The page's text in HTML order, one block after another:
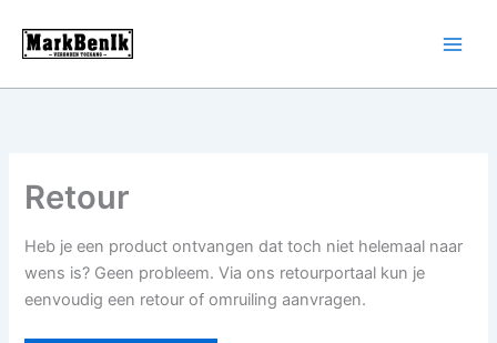
naar
inhoud
Retour
Heb je een product ontvangen dat toch niet helemaal naar
wens is? Geen probleem. Via ons retourportaal kun je
eenvoudig een retour of omruiling aanvragen.